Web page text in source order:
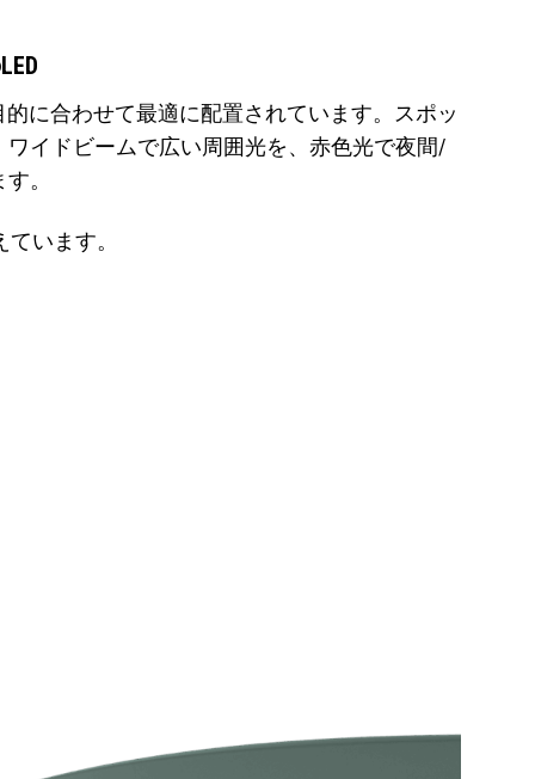
的に合わせて最適に配置されています。スポッ
イドビームで広い周囲光を、赤色光で夜間/
。
います。